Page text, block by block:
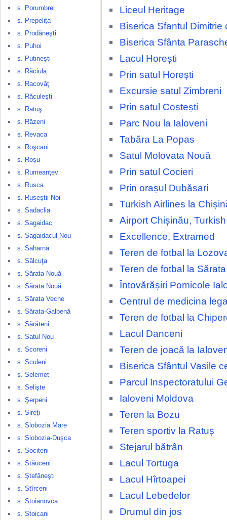
s. Porumbrei
s. Prepeliţa
s. Prodăneşti
s. Puhoi
s. Putineşti
s. Răciula
s. Racovăţ
s. Răculeşti
s. Ratuş
s. Răzeni
s. Revaca
s. Roşcani
s. Roşu
s. Rumeanţev
s. Rusca
s. Ruseştii Noi
s. Sadaclia
s. Sagaidac
s. Sagaidacul Nou
s. Saharna
s. Sălcuţa
s. Sărata Nouă
s. Sărata Nouă
s. Sărata Veche
s. Sărata-Galbenă
s. Sărăteni
s. Satul Nou
s. Scoreni
s. Sculeni
s. Selemet
s. Selişte
s. Şerpeni
s. Sireţi
s. Slobozia Mare
s. Slobozia-Duşca
s. Sociteni
s. Stăuceni
s. Ştefăneşti
s. Stîrceni
s. Stoianovca
s. Stoicani
Liceul Heritage
Biserica Sfantul Dimitrie
Biserica Sfânta
Lacul Horești
Prin satul Horești
Excursie satul Zimbreni
Prin satul Costești
Parc Nou la Ialoveni
Tabăra La Popas
Satul Molovata Nouă
Prin satul Cocieri
Prin orașul Dubăsari
Turkish Airlines la
Airport Chișinău,
Excellence, Extramed
Teren de fotbal la
Teren de fotbal la
Întovărășiri Pomicole
Centrul de medicina
Teren de fotbal la
Lacul Danceni
Teren de joacă la
Biserica Sfântul Vasile
Parcul Inspectoratului
Ialoveni Moldova
Teren la Bozu
Teren sportiv la Ratuș
Stejarul bătrân
Lacul Tortuga
Lacul Hîrtoapei
Lacul Lebedelor
Drumul din jos